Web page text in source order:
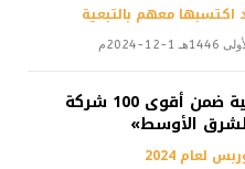
معهم بالتبعية
7 بنوك كويتية ضمن أقوى 100 شركة
الأوسط»
لعام 2024